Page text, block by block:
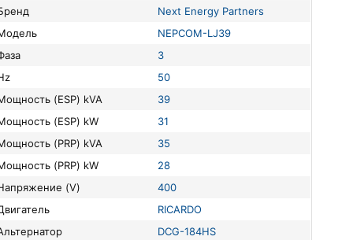
Бренд
Next Energy Partners
Модель
NEPCOM-LJ39
Фаза
3
Hz
50
Мощность (ESP) kVA
39
Мощность (ESP) kW
31
Мощность (PRP) kVA
35
Мощность (PRP) kW
28
Напряжение (V)
400
Двигатель
RICARDO
Альтернатор
DCG-184HS